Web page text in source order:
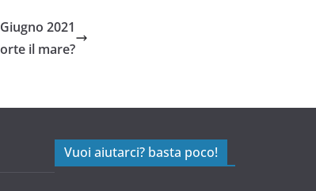
2021
il mare?
Vuoi aiutarci? basta poco!